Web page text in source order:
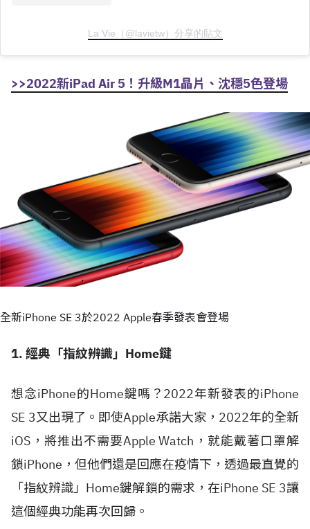
La Vie（@lavietw）分享的貼文
>>2022新iPad Air 5！升級M1晶片、沈穩5色登場
全新iPhone SE 3於2022 Apple春季發表會登場
1. 經典「指紋辨識」Home鍵
想念iPhone的Home鍵嗎？2022年新發表的iPhone
SE 3又出現了。即使Apple承諾大家，2022年的全新
iOS，將推出不需要Apple Watch，就能戴著口罩解
鎖iPhone，但他們還是回應在疫情下，透過最直覺的
「指紋辨識」Home鍵解鎖的需求，在iPhone SE 3讓
這個經典功能再次回歸。